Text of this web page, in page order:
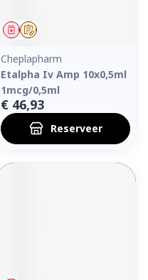
Op voorschrift
Geneesmiddel
Cheplapharm
Etalpha Iv Amp 10x0,5ml
1mcg/0,5ml
€ 46,93
Reserveer